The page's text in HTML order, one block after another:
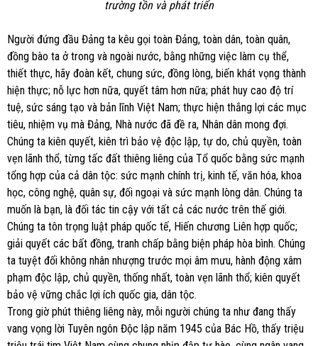
trường tồn và phát triển
Người đứng đầu Đảng ta kêu gọi toàn Đảng, toàn dân, toàn quân,
đồng bào ta ở trong và ngoài nước, bằng những việc làm cụ thể,
thiết thực, hãy đoàn kết, chung sức, đồng lòng, biến khát vọng thành
hiện thực; nỗ lực hơn nữa, quyết tâm hơn nữa; phát huy cao độ trí
tuệ, sức sáng tạo và bản lĩnh Việt Nam; thực hiện thắng lợi các mục
tiêu, nhiệm vụ mà Đảng, Nhà nước đã đề ra, Nhân dân mong đợi.
Chúng ta kiên quyết, kiên trì bảo vệ độc lập, tự do, chủ quyền, toàn
vẹn lãnh thổ, từng tấc đất thiêng liêng của Tổ quốc bằng sức mạnh
tổng hợp của cả dân tộc: sức mạnh chính trị, kinh tế, văn hóa, khoa
học, công nghệ, quân sự, đối ngoại và sức mạnh lòng dân. Chúng ta
muốn là bạn, là đối tác tin cậy với tất cả các nước trên thế giới.
Chúng ta tôn trọng luật pháp quốc tế, Hiến chương Liên hợp quốc;
giải quyết các bất đồng, tranh chấp bằng biện pháp hòa bình. Chúng
ta tuyệt đối không nhân nhượng trước mọi âm mưu, hành động xâm
phạm độc lập, chủ quyền, thống nhất, toàn vẹn lãnh thổ; kiên quyết
bảo vệ vững chắc lợi ích quốc gia, dân tộc.
Trong giờ phút thiêng liêng này, mỗi người chúng ta như đang thấy
vang vọng lời Tuyên ngôn Độc lập năm 1945 của Bác Hồ, thấy triệu